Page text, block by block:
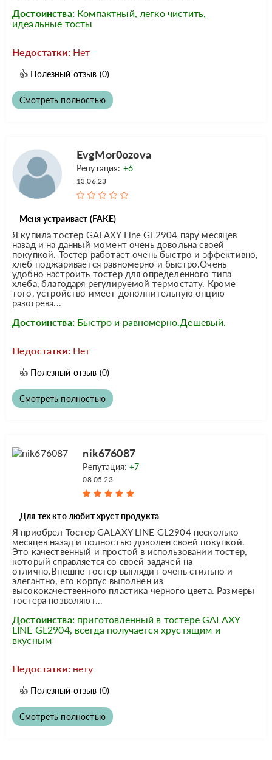
Достоинства: Компактный, легко чистить,
идеальные тосты
Недостатки: Нет
👍 Полезный отзыв (0)
Смотреть полностью
EvgMor0ozova
Репутация: +6
13.06.23
Меня устраивает (FAKE)
Я купила тостер GALAXY Line GL2904 пару месяцев
назад и на данный момент очень довольна своей
покупкой. Тостер работает очень быстро и эффективно,
хлеб поджаривается равномерно и быстро.Очень
удобно настроить тостер для определенного типа
хлеба, благодаря регулируемой термостату. Кроме
того, устройство имеет дополнительную опцию
разогрева...
Достоинства: Быстро и равномерно.Дешевый.
Недостатки: Нет
👍 Полезный отзыв (0)
Смотреть полностью
nik676087
Репутация:+7
08.05.23
Для тех кто любит хруст продукта
Я приобрел Тостер GALAXY LINE GL2904 несколько
месяцев назад и полностью доволен своей покупкой.
Это качественный и простой в использовании тостер,
который справляется со своей задачей на
отлично.Внешне тостер выглядит очень стильно и
элегантно, его корпус выполнен из
высококачественного пластика черного цвета. Размеры
тостера позволяют...
Достоинства: приготовленный в тостере GALAXY
LINE GL2904, всегда получается хрустящим и
вкусным
Недостатки: нету
👍 Полезный отзыв (0)
Смотреть полностью